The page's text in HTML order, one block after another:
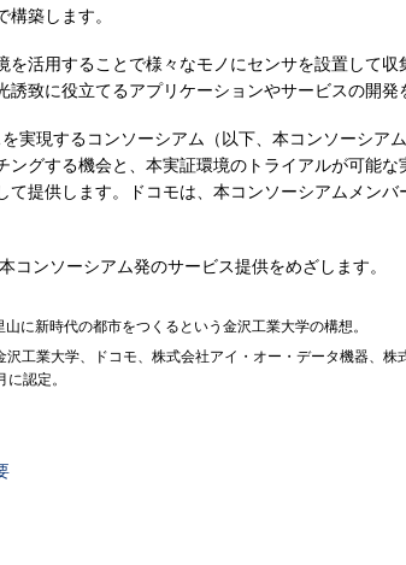
築します。
活用することで様々なモノにセンサを設置して
致に役立てるアプリケーションやサービスの開発
実現するコンソーシアム（以下、本コンソーシア
グする機会と、本実証環境のトライアルが可能
提供します。ドコモは、本コンソーシアムメン
ンソーシアム発のサービス提供をめざします。
に新時代の都市をつくるという金沢工業大学の構想。
工業大学、ドコモ、株式会社アイ・オー・データ機器、
認定。